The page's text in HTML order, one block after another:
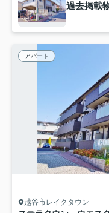
過去掲載
アパート
越谷市レイクタウン